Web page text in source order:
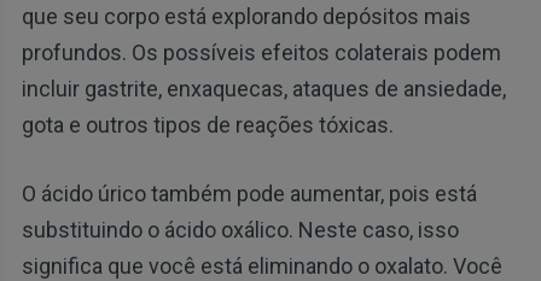
que seu corpo está explorando depósitos mais
profundos. Os possíveis efeitos colaterais podem
incluir gastrite, enxaquecas, ataques de ansiedade,
gota e outros tipos de reações tóxicas.
O ácido úrico também pode aumentar, pois está
substituindo o ácido oxálico. Neste caso, isso
significa que você está eliminando o oxalato. Você